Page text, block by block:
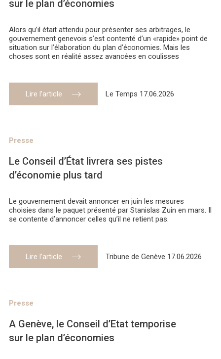
sur le plan d’économies
Alors qu’il était attendu pour présenter ses arbitrages, le
gouvernement genevois s’est contenté d’un «rapide» point de
situation sur l’élaboration du plan d’économies. Mais les
choses sont en réalité assez avancées en coulisses
Lire l’article Le Temps 17.06.2026
Presse
Le Conseil d’État livrera ses pistes
d’économie plus tard
Le gouvernement devait annoncer en juin les mesures
choisies dans le paquet présenté par Stanislas Zuin en mars. Il
se contente d’annoncer celles qu’il ne retient pas.
Lire l’article Tribune de Genève 17.06.2026
Presse
A Genève, le Conseil d’Etat temporise
sur le plan d’économies